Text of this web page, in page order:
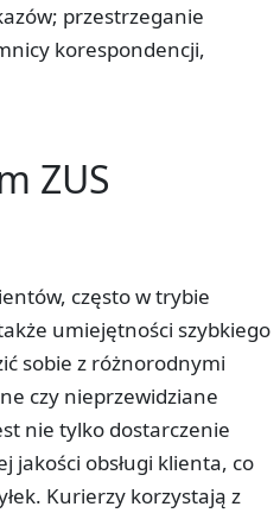
przestrzeganie
korespondencji,
ZUS
często w trybie
umiejętności szybkiego
sobie z różnorodnymi
czy nieprzewidziane
nie tylko dostarczenie
jakości obsługi klienta, co
Kurierzy korzystają z